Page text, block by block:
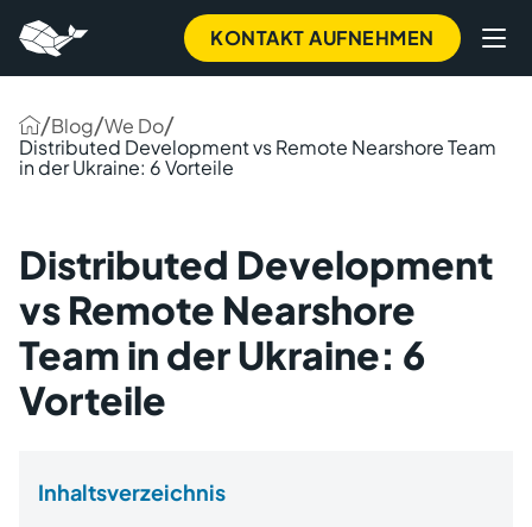
KONTAKT AUFNEHMEN
/Blog/We Do/
Distributed Development vs Remote Nearshore Team
in der Ukraine: 6 Vorteile
Distributed Development
vs Remote Nearshore
Team in der Ukraine: 6
Vorteile
Inhaltsverzeichnis